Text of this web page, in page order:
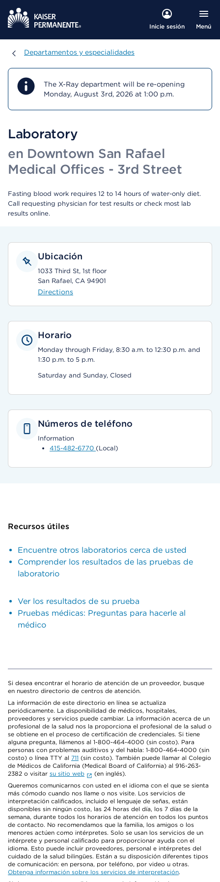
Inicie sesión Menú
Departamentos y especialidades
Departamentos y especialidades
The X-Ray department will be re-opening
Monday, August 3rd, 2026 at 1:00 p.m.
Laboratory
en Downtown San Rafael
Medical Offices - 3rd Street
Fasting blood work requires 12 to 14 hours of water-only diet.
Call requesting physician for test results or check most lab
results online.
Ubicación
1033 Third St, 1st floor
San Rafael, CA 94901
Directions
Horario
Monday through Friday, 8:30 a.m. to 12:30 p.m. and
1:30 p.m. to 5 p.m.
Saturday and Sunday, Closed
Números de teléfono
Information
415-482-6770 (Local)
Recursos útiles
Encuentre otros laboratorios cerca de usted
Comprender los resultados de las pruebas de
laboratorio
Ver los resultados de su prueba
Pruebas médicas: Preguntas para hacerle al
médico
Si desea encontrar el horario de atención de un proveedor, busque
en nuestro directorio de centros de atención.
La información de este directorio en línea se actualiza
periódicamente. La disponibilidad de médicos, hospitales,
proveedores y servicios puede cambiar. La información acerca de un
profesional de la salud nos la proporciona el profesional de la salud o
se obtiene en el proceso de certificación de credenciales. Si tiene
alguna pregunta, llámenos al 1-800-464-4000 (sin costo). Para
personas con problemas auditivos y del habla: 1-800-464-4000 (sin
costo) o línea TTY al 711 (sin costo). También puede llamar al Colegio
de Médicos de California (Medical Board of California) al 916-263-
2382 o visitar su sitio web
(en inglés).
Queremos comunicarnos con usted en el idioma con el que se sienta
más cómodo cuando nos llame o nos visite. Los servicios de
interpretación calificados, incluido el lenguaje de señas, están
disponibles sin ningún costo, las 24 horas del día, los 7 días de la
semana, durante todos los horarios de atención en todos los puntos
de contacto. No recomendamos que la familia, los amigos o los
menores actúen como intérpretes. Solo se usan los servicios de un
intérprete y personal calificado para proporcionar ayuda con el
idioma. Esto puede incluir proveedores, personal e intérpretes del
cuidado de la salud bilingües. Están a su disposición diferentes tipos
de comunicación: en persona, por teléfono, por video u otras.
Obtenga información sobre los servicios de interpretación.